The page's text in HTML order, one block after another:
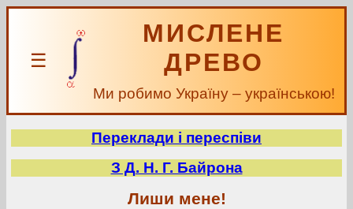
☰
МИСЛЕНЕ
ДРЕВО
Ми робимо Україну – українською!
Переклади і переспіви
З Д. Н. Г. Байрона
Лиши мене!